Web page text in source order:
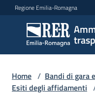
Vai al contenuto
Vai alla navigazione
Vai al footer
Regione Emilia-Romagna
Sottosezioni
Home / Bandi di gara
Esiti degli affidamenti